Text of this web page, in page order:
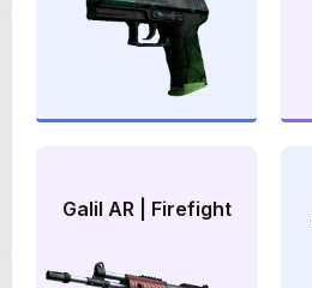
Galil AR | Firefight